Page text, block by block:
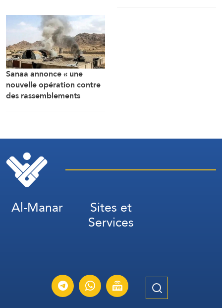
Philippines
Sanaa annonce « une
nouvelle opération contre
des rassemblements
Al-Manar Sites et
Services